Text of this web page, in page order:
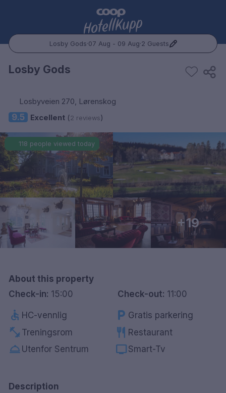
Losby Gods·07 Aug - 09 Aug·2 Guests
Popular Destinations:
Oslo
Bergen
Trondheim
Hele Sverige
Stockholm
Göteborg
Done
Losby Gods
Losbyveien 270, Lørenskog
9.5 Excellent(2 reviews)
118 people viewed today
+19
About this property
Check-in: 15:00 Check-out: 11:00
accessible HC-vennlig local_parking Gratis parkering
fitness_center Treningsrom restaurant Restaurant
room_service Utenfor Sentrum tv Smart-Tv
Description